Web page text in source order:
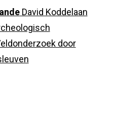
David Koddelaan
door